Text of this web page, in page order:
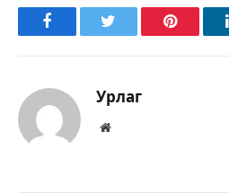
FacebookTwitter Pinterest
Урлаг
Вэбсайт